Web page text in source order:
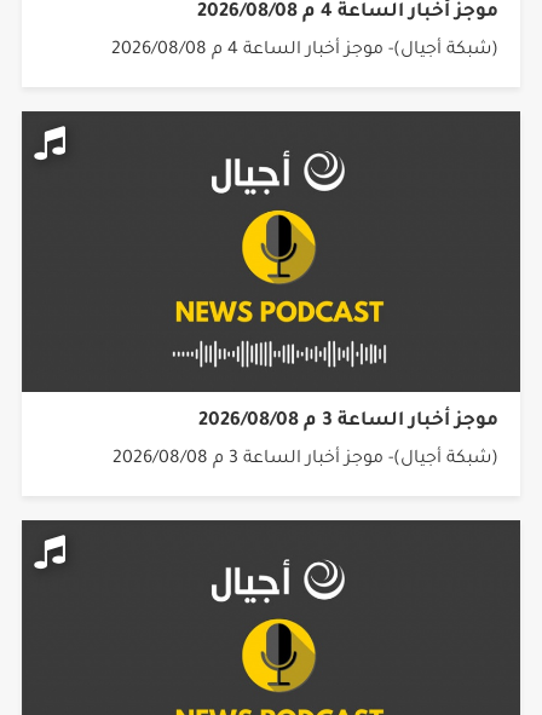
موجز أخبار الساعة 4 م 2026/08/08
(شبكة أجيال)- موجز أخبار الساعة 4 م 2026/08/08
موجز أخبار الساعة 3 م 2026/08/08
(شبكة أجيال)- موجز أخبار الساعة 3 م 2026/08/08